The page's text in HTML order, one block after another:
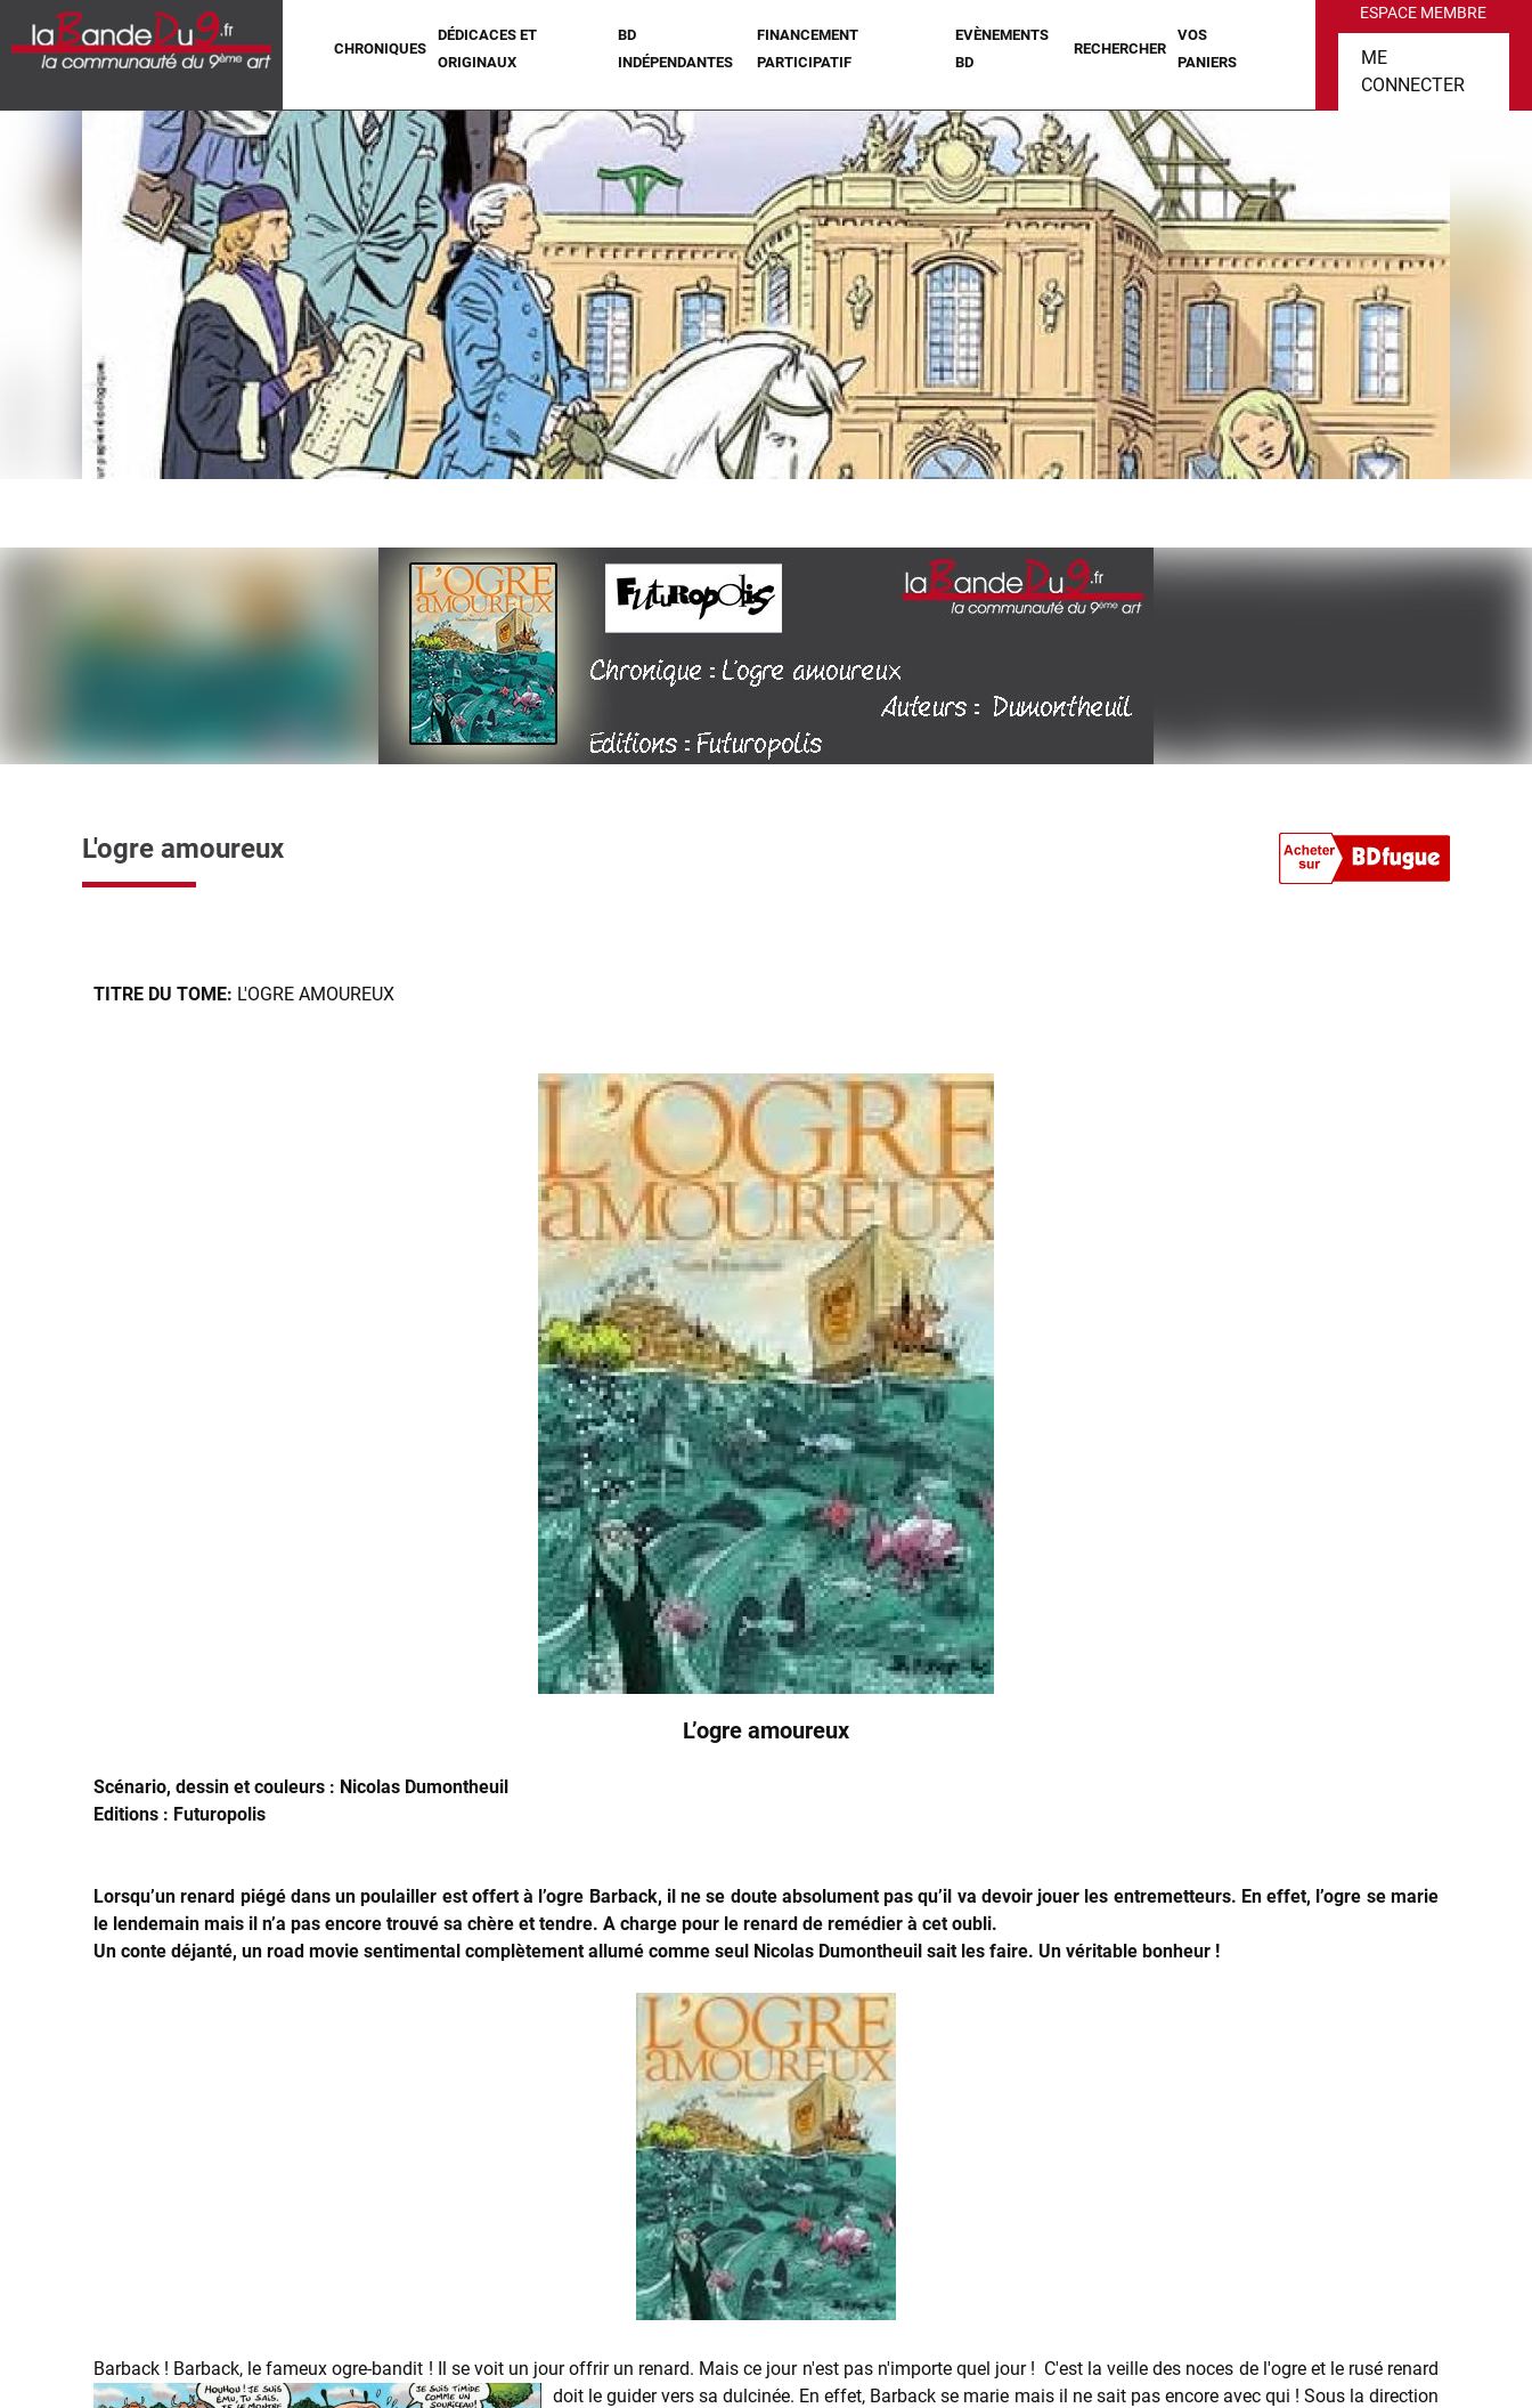
CHRONIQUES
DÉDICACES ET
ORIGINAUX
BD
INDÉPENDANTES
FINANCEMENT
PARTICIPATIF
EVÈNEMENTS
BD
RECHERCHER
VOS
PANIERS
ESPACE MEMBRE
ME
CONNECTER
L'ogre amoureux
TITRE DU TOME: L'OGRE AMOUREUX
L’ogre amoureux
Scénario, dessin et couleurs : Nicolas Dumontheuil
Editions : Futuropolis
Lorsqu’un renard piégé dans un poulailler est offert à l’ogre Barback, il ne se doute absolument pas qu’il va devoir jouer les entremetteurs. En effet, l’ogre se marie
le lendemain mais il n’a pas encore trouvé sa chère et tendre. A charge pour le renard de remédier à cet oubli.
Un conte déjanté, un road movie sentimental complètement allumé comme seul Nicolas Dumontheuil sait les faire. Un véritable bonheur !
Barback ! Barback, le fameux ogre-bandit ! Il se voit un jour offrir un renard. Mais ce jour n'est pas n'importe quel jour ! C'est la veille des noces de l'ogre et le rusé renard
doit le guider vers sa dulcinée. Eneffet, Barback se marie mais il ne sait pas encore avec qui ! Sous la direction